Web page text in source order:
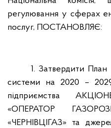
регулювання у сферах
послуг, ПОСТАНОВЛЯЄ:
1. Затвердити План
системи на 2020 – 2029
підприємства
«ОПЕРАТОР
«ЧЕРНІВЦІГАЗ» та